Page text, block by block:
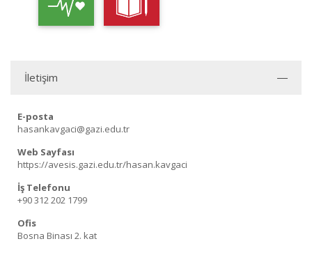
İletişim
E-posta
hasankavgaci@gazi.edu.tr
Web Sayfası
https://avesis.gazi.edu.tr/hasan.kavgaci
İş Telefonu
+90 312 202 1799
Ofis
Bosna Binası 2. kat